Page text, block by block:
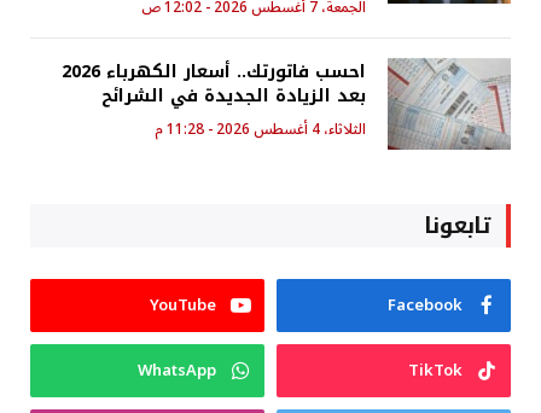
الجمعة، 7 أغسطس 2026 - 12:02 ص
احسب فاتورتك.. أسعار الكهرباء 2026
بعد الزيادة الجديدة في الشرائح
الثلاثاء، 4 أغسطس 2026 - 11:28 م
تابعونا
Facebook
YouTube
TikTok
WhatsApp